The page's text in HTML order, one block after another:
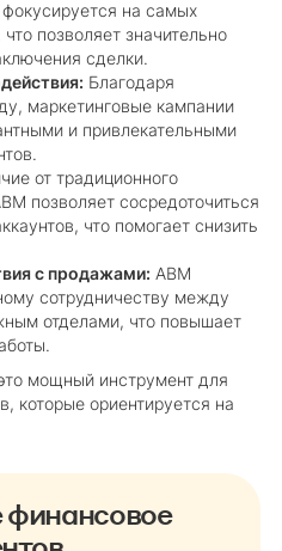
фокусируется на самых
позволяет значительно
сделки.
Благодаря
маркетинговые кампании
и привлекательными
от традиционного
позволяет сосредоточиться
что помогает снизить
с продажами: ABM
сотрудничеству между
отделами, что повышает
мощный инструмент для
которые ориентируется на
финансовое